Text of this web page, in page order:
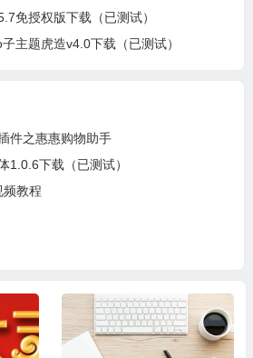
免授权版下载（已测试）
主题虎造v4.0下载（已测试）
件之惠惠购物助手
1.0.6下载（已测试）
频教程